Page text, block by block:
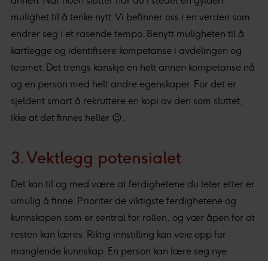
mulighet til å tenke nytt. Vi befinner oss i en verden som
endrer seg i et rasende tempo. Benytt muligheten til å
kartlegge og identifisere kompetanse i avdelingen og
teamet. Det trengs kanskje en helt annen kompetanse nå
og en person med helt andre egenskaper. For det er
sjeldent smart å rekruttere en kopi av den som sluttet,
ikke at det finnes heller 😉.
3. Vektlegg potensialet
Det kan til og med være at ferdighetene du leter etter er
umulig å finne. Prioriter de viktigste ferdighetene og
kunnskapen som er sentral for rollen, og vær åpen for at
resten kan læres. Riktig innstilling kan veie opp for
manglende kunnskap. En person kan lære seg nye